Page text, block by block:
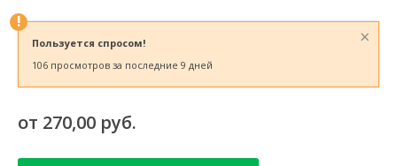
!
×
Пользуется спросом!
106 просмотров за последние 9 дней
от 270,00 руб.